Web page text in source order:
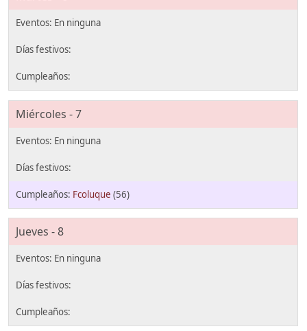
Miércoles - 7
Fcoluque (56)
Jueves - 8